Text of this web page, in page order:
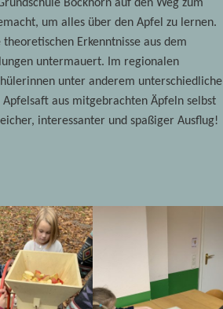
Bockhorn auf den Weg zum
um alles über den Apfel zu lernen.
Erkenntnisse aus dem
untermauert. Im regionalen
unter anderem unterschiedliche
aus mitgebrachten Äpfeln selbst
interessanter und spaßiger Ausflug!